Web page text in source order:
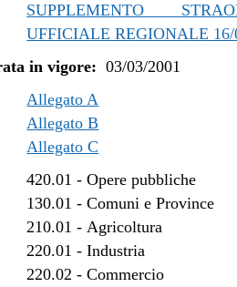
SUPPLEMENTO
UFFICIALE REGIONALE 16/
in vigore: 03/03/2001
Allegato A
Allegato B
Allegato C
420.01 -Opere pubbliche
130.01 -Comuni e Province
210.01 -Agricoltura
220.01 -Industria
220.02 -Commercio